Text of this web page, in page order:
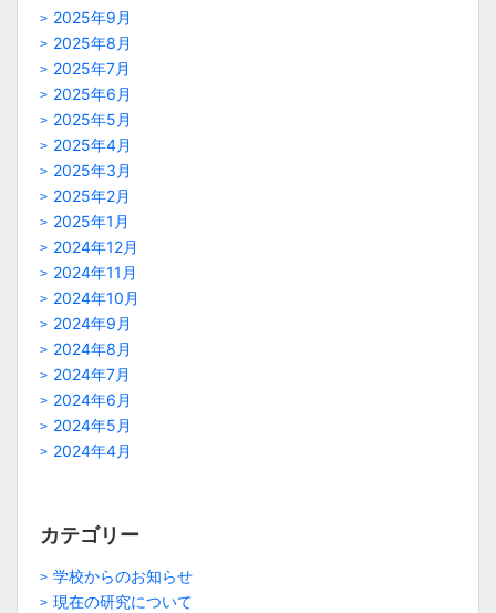
2025年9月
2025年8月
2025年7月
2025年6月
2025年5月
2025年4月
2025年3月
2025年2月
2025年1月
2024年12月
2024年11月
2024年10月
2024年9月
2024年8月
2024年7月
2024年6月
2024年5月
2024年4月
カテゴリー
学校からのお知らせ
現在の研究について